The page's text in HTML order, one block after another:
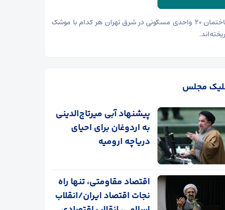
۲ ساختمان ۲۰ واحدی مسکونی در شرق تهران هر کدام با موشک
مجلس
پیشنهاد آبی میرتاج‌الدینی‌
به اردوغان برای احیای
دریاچه ارومیه
اقتصاد مقاومتی، تنها راه
نجات اقتصاد ایران/انقلاب